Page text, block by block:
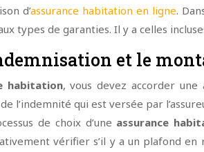
d’assurance habitation en ligne.
types de garanties. Il y a celles
et le
habitation, vous devez accorder
l’indemnité qui est versée par
de choix d’une assurance
vérifier s’il y a un plafond en